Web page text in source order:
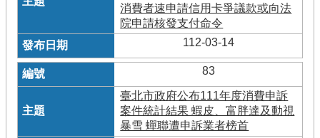
消費者速申請信用卡爭議款或向法
院申請核發支付命令
112-03-14
83
臺北市政府公布111年度消費申訴
案件統計結果 蝦皮、富胖達及動視
暴雪 蟬聯遭申訴業者榜首